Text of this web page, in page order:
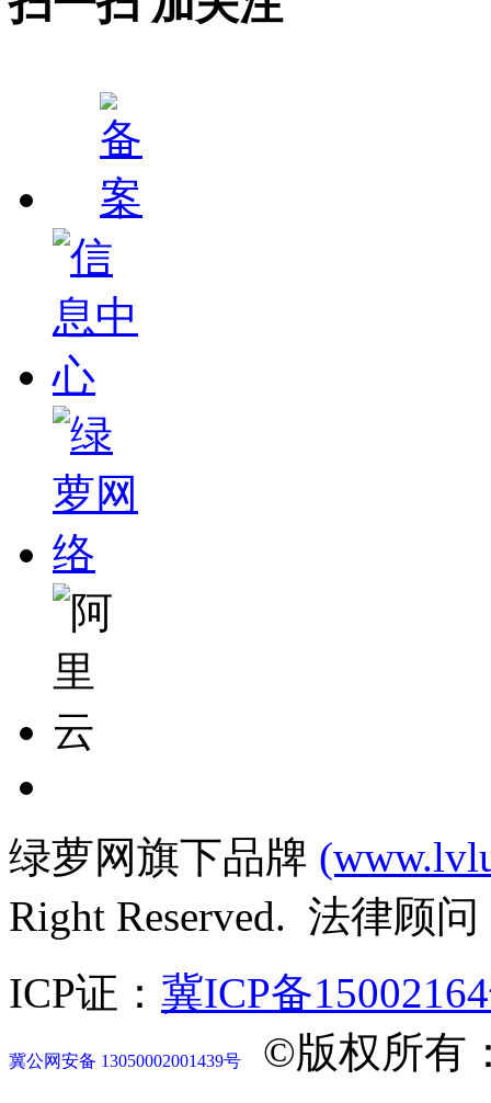
绿萝网旗下品牌
Right Reserved. 法律顾
ICP证： 冀ICP备
冀公网安备 13050002001439号
©版权所有